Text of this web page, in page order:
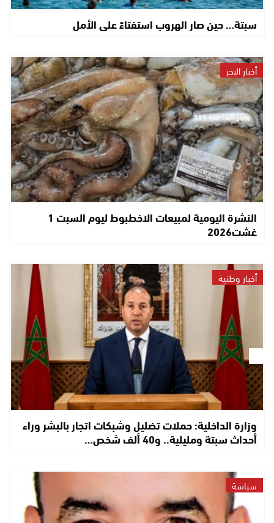
سبتة… حين صار الهروب استفتاءً على الأمل
أخبار البحر
النشرة اليومية لمبيعات الاخطبوط ليوم السبت 1
غشت2026
أخبار وطنية
وزارة الداخلية: حملات تضليل وشبكات اتجار بالبشر وراء
أحداث سبتة ومليلية.. و40 ألف شخص…
سياسة